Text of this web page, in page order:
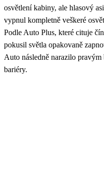
osvětlení kabiny, ale hlasový
vypnul kompletně veškeré
Podle Auto Plus, které cituje
pokusil světla opakovaně
Auto následně narazilo
bariéry.